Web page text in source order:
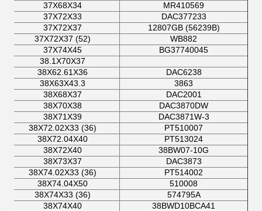
MR410569
37X68X34
DAC377233
37X72X33
12807GB (56239B)
37X72X37
WB882
37X72X37 (52)
BG37740045
37X74X45
38.1X70X37
DAC6238
38X62.61X36
3863
38X63X43.3
DAC2001
38X68X37
DAC3870DW
38X70X38
DAC3871W-3
38X71X39
PT510007
38X72.02X33 (36)
PT513024
38X72.04X40
38BW07-10G
38X72X40
DAC3873
38X73X37
PT514002
38X74.02X33 (36)
510008
38X74.04X50
574795A
38X74X33 (36)
38BWD10BCA41
38X74X40